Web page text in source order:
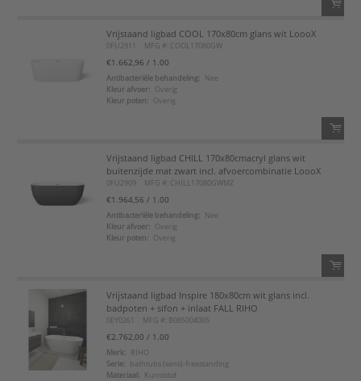
Voeg toe aan favorietenlijst
Vrijstaand ligbad COOL 170x80cm glans wit LoooX
0FU2911 MFG #: COOL17080GW
€1.662,96 / 1.00
Antibacteriële behandeling:
Nee
Kleur afvoer:
Overig
Kleur poten:
Overig
QTY:
Voeg toe aan favorietenlijst
Vrijstaand ligbad CHILL 170x80cmacryl glans wit
buitenzijde mat zwart incl. afvoercombinatie LoooX
0FU2909 MFG #: CHILL17080GWMZ
€1.964,56 / 1.00
Antibacteriële behandeling:
Nee
Kleur afvoer:
Overig
Kleur poten:
Overig
QTY:
Voeg toe aan favorietenlijst
Vrijstaand ligbad Inspire 180x80cm wit glans incl.
badpoten + sifon + inlaat FALL RIHO
0EY0261 MFG #: B085004005
€2.762,00 / 1.00
Merk:
RIHO
Serie:
bathtubs (semi)-freestanding
Materiaal:
Kunststof